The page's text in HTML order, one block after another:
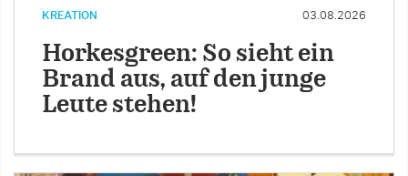
KREATION 03.08.2026
Horkesgreen: So sieht ein
Brand aus, auf den junge
Leute stehen!